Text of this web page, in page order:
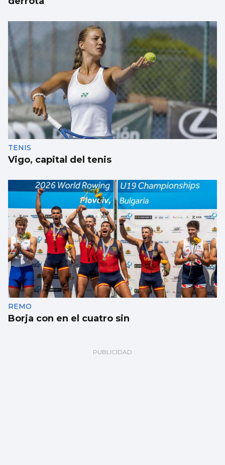
TENIS
Vigo, capital del tenis
REMO
Borja con en el cuatro sin